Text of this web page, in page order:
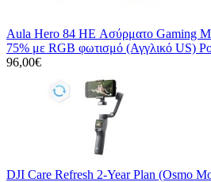
Aula Hero 84 HE Ασύρματο Gaming
75% με RGB φωτισμό (Αγγλικό US)
96,00€
DJI Care Refresh 2-Year Plan (Osmo